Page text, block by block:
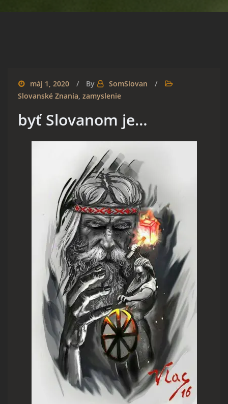
máj 1, 2020 By
SomSlovan
Slovanské Znania, zamyslenie
byť Slovanom je…